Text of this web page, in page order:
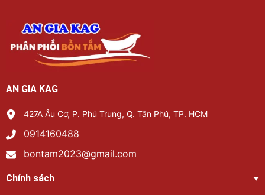
AN GIA KAG
427A Âu Cơ, P. Phú Trung, Q. Tân Phú, TP. HCM
0914160488
bontam2023@gmail.com
Chính sách